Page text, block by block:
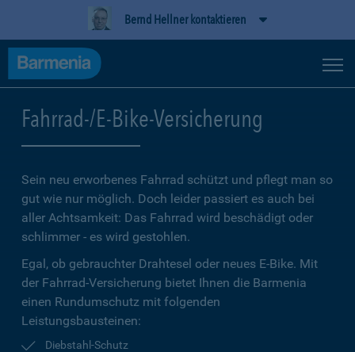
Bernd Hellner kontaktieren
Fahrrad-/E-Bike-Versicherung
Sein neu erworbenes Fahrrad schützt und pflegt man so
gut wie nur möglich. Doch leider passiert es auch bei
aller Achtsamkeit: Das Fahrrad wird beschädigt oder
schlimmer - es wird gestohlen.
Egal, ob gebrauchter Drahtesel oder neues E-Bike. Mit
der Fahrrad-Versicherung bietet Ihnen die Barmenia
einen Rundumschutz mit folgenden
Leistungsbausteinen:
Diebstahl-Schutz